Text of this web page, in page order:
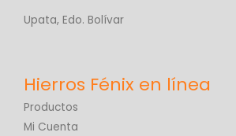
Upata, Edo. Bolívar
Productos
Mi Cuenta